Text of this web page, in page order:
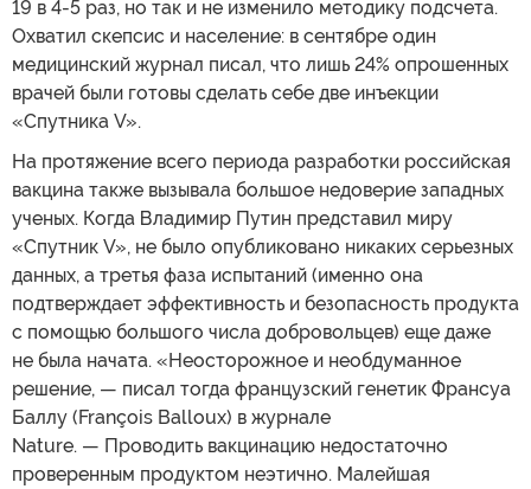
19 в 4-5 раз, но так и не изменило методику подсчета.
Охватил скепсис и население: в сентябре один
медицинский журнал писал, что лишь 24% опрошенных
врачей были готовы сделать себе две инъекции
«Спутника V».
На протяжение всего периода разработки российская
вакцина также вызывала большое недоверие западных
ученых. Когда Владимир Путин представил миру
«Спутник V», не было опубликовано никаких серьезных
данных, а третья фаза испытаний (именно она
подтверждает эффективность и безопасность продукта
с помощью большого числа добровольцев) еще даже
не была начата. «Неосторожное и необдуманное
решение, — писал тогда французский генетик Франсуа
Баллу (François Balloux) в журнале
Nature. — Проводить вакцинацию недостаточно
проверенным продуктом неэтично. Малейшая